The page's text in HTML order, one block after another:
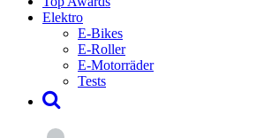
Elektro
E-Bikes
E-Roller
E-Motorräder
Tests